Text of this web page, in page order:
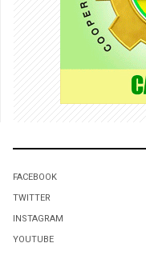
FACEBOOK
TWITTER
INSTAGRAM
YOUTUBE